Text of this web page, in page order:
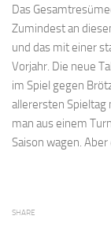
Das
Zumindest an
und das mit einer
Vorjahr. Die neue
im Spiel gegen
allerersten
man aus einem
Saison wagen.
SHARE